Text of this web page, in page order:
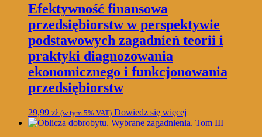
Efektywność finansowa
przedsiębiorstw w perspektywie
podstawowych zagadnień teorii i
praktyki diagnozowania
ekonomicznego i funkcjonowania
przedsiębiorstw
29,99 zł (w tym 5% VAT) Dowiedz się więcej